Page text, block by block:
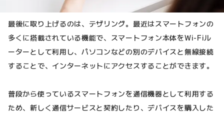
最後に取り上げるのは、テザリング。最近はスマートフォンの
多くに搭載されている機能で、スマートフォン本体をWi-Fiル
ーターとして利用し、パソコンなどの別のデバイスと無線接続
することで、インターネットにアクセスすることができます。
普段から使っているスマートフォンを通信機器として利用する
ため、新しく通信サービスと契約したり、デバイスを購入した